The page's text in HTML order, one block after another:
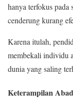
hanya terfokus pada
cenderung kurang
Karena itulah,
membekali individu
dunia yang saling
Keterampilan